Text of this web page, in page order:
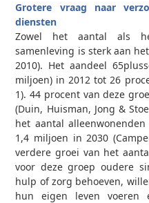
Grotere vraag naar
diensten
Zowel het aantal als
samenleving is sterk aan
2010). Het aandeel
miljoen) in 2012 tot 26
1). 44 procent van deze
(Duin, Huisman, Jong &
het aantal
1,4 miljoen in 2030
verdere groei van het
voor deze groep oudere
hulp of zorg behoeven,
hun eigen leven